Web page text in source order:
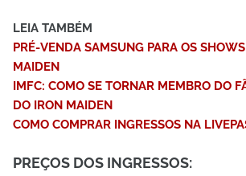
LEIA TAMBÉM
PRÉ-VENDA SAMSUNG PARA OS
MAIDEN
IMFC: COMO SE TORNAR MEMBRO DO
DO IRON MAIDEN
COMO COMPRAR INGRESSOS NA
PREÇOS DOS INGRESSOS: